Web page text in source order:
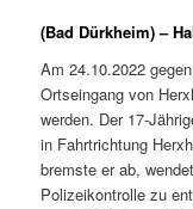
(Bad Dürkheim) –
Am 24.10.2022
Ortseingang von
werden. Der 17-
in Fahrtrichtung
bremste er ab,
Polizeikontrolle zu